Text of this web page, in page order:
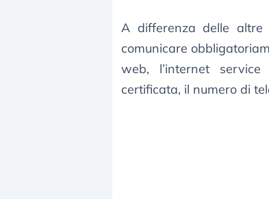
A differenza delle altre
comunicare
web, l’internet
certificata, il numero di